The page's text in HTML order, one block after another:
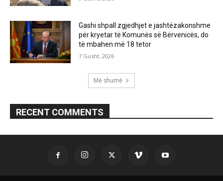
Gashi shpall zgjedhjet e jashtëzakonshme
për kryetar të Komunës së Bërvenicës, do
të mbahen më 18 tetor
7 Gusht, 2026
Më shumë
RECENT COMMENTS